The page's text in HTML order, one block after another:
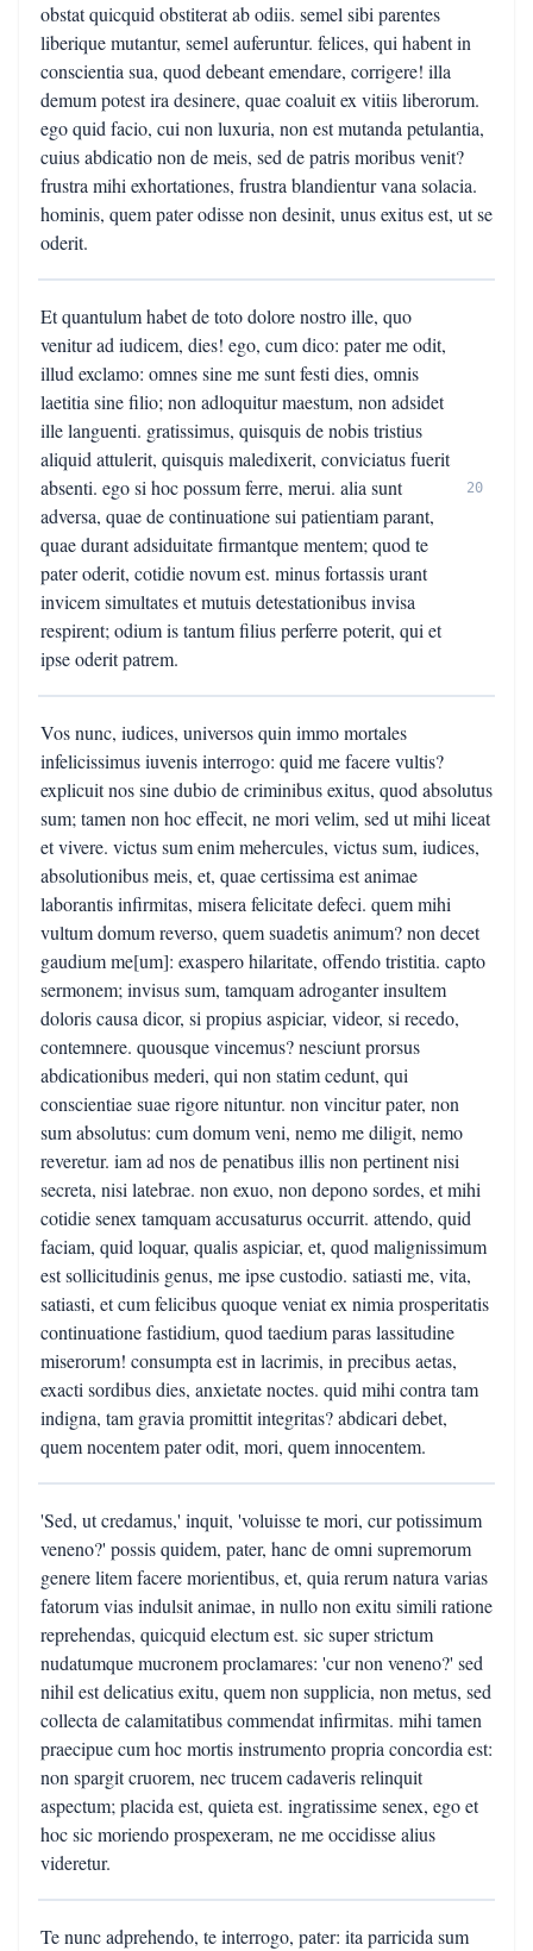
obstat quicquid obstiterat ab odiis. semel sibi parentes
liberique mutantur, semel auferuntur. felices, qui habent in
conscientia sua, quod debeant emendare, corrigere! illa
demum potest ira desinere, quae coaluit ex vitiis liberorum.
ego quid facio, cui non luxuria, non est mutanda petulantia,
cuius abdicatio non de meis, sed de patris moribus venit?
frustra mihi exhortationes, frustra blandientur vana solacia.
hominis, quem pater odisse non desinit, unus exitus est, ut se
oderit.
Et quantulum habet de toto dolore nostro ille, quo
venitur ad iudicem, dies! ego, cum dico: pater me odit,
illud exclamo: omnes sine me sunt festi dies, omnis
laetitia sine filio; non adloquitur maestum, non adsidet
ille languenti. gratissimus, quisquis de nobis tristius
aliquid attulerit, quisquis maledixerit, conviciatus fuerit
absenti. ego si hoc possum ferre, merui. alia sunt
adversa, quae de continuatione sui patientiam parant,
quae durant adsiduitate firmantque mentem; quod te
pater oderit, cotidie novum est. minus fortassis urant
invicem simultates et mutuis detestationibus invisa
respirent; odium is tantum filius perferre poterit, qui et
ipse oderit patrem.
20
Vos nunc, iudices, universos quin immo mortales
infelicissimus iuvenis interrogo: quid me facere vultis?
explicuit nos sine dubio de criminibus exitus, quod absolutus
sum; tamen non hoc effecit, ne mori velim, sed ut mihi liceat
et vivere. victus sum enim mehercules, victus sum, iudices,
absolutionibus meis, et, quae certissima est animae
laborantis infirmitas, misera felicitate defeci. quem mihi
vultum domum reverso, quem suadetis animum? non decet
gaudium me[um]: exaspero hilaritate, offendo tristitia. capto
sermonem; invisus sum, tamquam adroganter insultem
doloris causa dicor, si propius aspiciar, videor, si recedo,
contemnere. quousque vincemus? nesciunt prorsus
abdicationibus mederi, qui non statim cedunt, qui
conscientiae suae rigore nituntur. non vincitur pater, non
sum absolutus: cum domum veni, nemo me diligit, nemo
reveretur. iam ad nos de penatibus illis non pertinent nisi
secreta, nisi latebrae. non exuo, non depono sordes, et mihi
cotidie senex tamquam accusaturus occurrit. attendo, quid
faciam, quid loquar, qualis aspiciar, et, quod malignissimum
est sollicitudinis genus, me ipse custodio. satiasti me, vita,
satiasti, et cum felicibus quoque veniat ex nimia prosperitatis
continuatione fastidium, quod taedium paras lassitudine
miserorum! consumpta est in lacrimis, in precibus aetas,
exacti sordibus dies, anxietate noctes. quid mihi contra tam
indigna, tam gravia promittit integritas? abdicari debet,
quem nocentem pater odit, mori, quem innocentem.
'Sed, ut credamus,' inquit, 'voluisse te mori, cur potissimum
veneno?' possis quidem, pater, hanc de omni supremorum
genere litem facere morientibus, et, quia rerum natura varias
fatorum vias indulsit animae, in nullo non exitu simili ratione
reprehendas, quicquid electum est. sic super strictum
nudatumque mucronem proclamares: 'cur non veneno?' sed
nihil est delicatius exitu, quem non supplicia, non metus, sed
collecta de calamitatibus commendat infirmitas. mihi tamen
praecipue cum hoc mortis instrumento propria concordia est:
non spargit cruorem, nec trucem cadaveris relinquit
aspectum; placida est, quieta est. ingratissime senex, ego et
hoc sic moriendo prospexeram, ne me occidisse alius
videretur.
Te nunc adprehendo, te interrogo, pater: ita parricida sum